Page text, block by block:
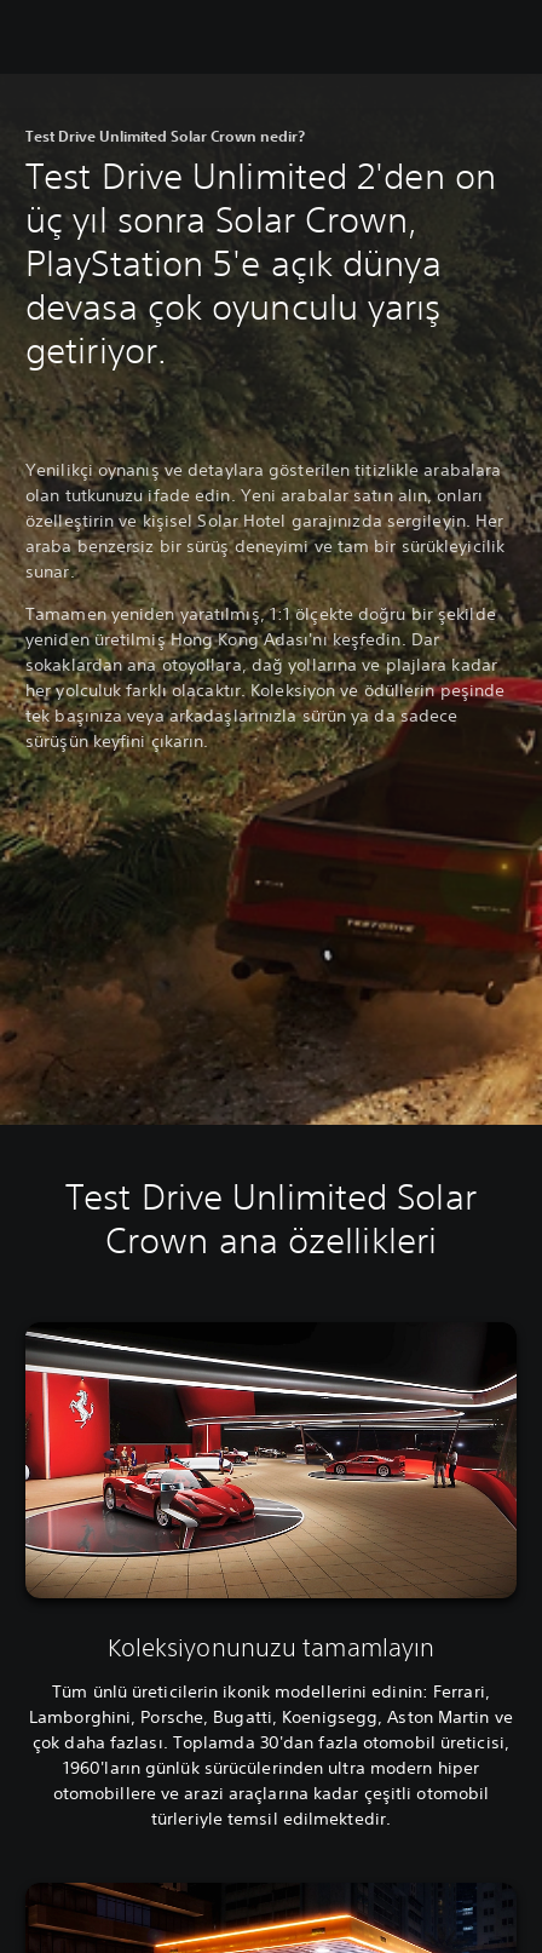
Test Drive Unlimited Solar Crown nedir?
Test Drive Unlimited 2'den on
üç yıl sonra Solar Crown,
PlayStation 5'e açık dünya
devasa çok oyunculu yarış
getiriyor.
Yenilikçi oynanış ve detaylara gösterilen titizlikle arabalara
olan tutkunuzu ifade edin. Yeni arabalar satın alın, onları
özelleştirin ve kişisel Solar Hotel garajınızda sergileyin. Her
araba benzersiz bir sürüş deneyimi ve tam bir sürükleyicilik
sunar.
Tamamen yeniden yaratılmış, 1:1 ölçekte doğru bir şekilde
yeniden üretilmiş Hong Kong Adası'nı keşfedin. Dar
sokaklardan ana otoyollara, dağ yollarına ve plajlara kadar
her yolculuk farklı olacaktır. Koleksiyon ve ödüllerin peşinde
tek başınıza veya arkadaşlarınızla sürün ya da sadece
sürüşün keyfini çıkarın.
Test Drive Unlimited Solar
Crown ana özellikleri
Koleksiyonunuzu tamamlayın
Tüm ünlü üreticilerin ikonik modellerini edinin: Ferrari,
Lamborghini, Porsche, Bugatti, Koenigsegg, Aston Martin ve
çok daha fazlası. Toplamda 30'dan fazla otomobil üreticisi,
1960'ların günlük sürücülerinden ultra modern hiper
otomobillere ve arazi araçlarına kadar çeşitli otomobil
türleriyle temsil edilmektedir.